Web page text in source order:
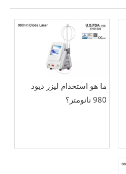
ما هو استخدام ليزر ديود
980 نانومتر؟